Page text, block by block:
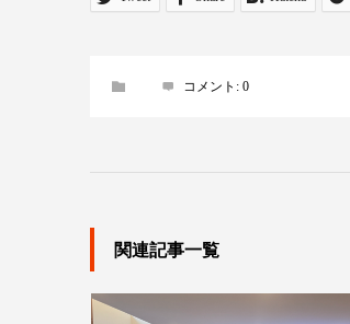
コメント: 0
関連記事一覧